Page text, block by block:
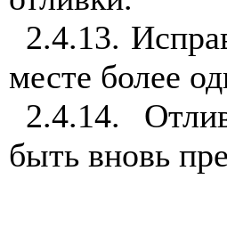
2.4.13.
месте более
2.4.14.
быть вновь